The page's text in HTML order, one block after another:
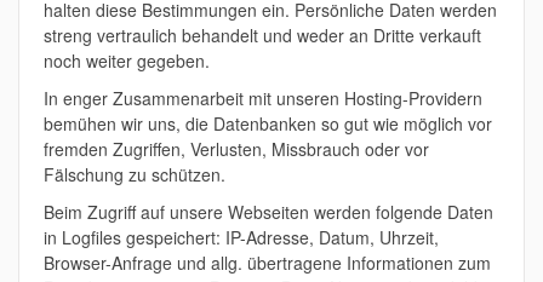
halten diese Bestimmungen ein. Persönliche Daten werden
streng vertraulich behandelt und weder an Dritte verkauft
noch weiter gegeben.
In enger Zusammenarbeit mit unseren Hosting-Providern
bemühen wir uns, die Datenbanken so gut wie möglich vor
fremden Zugriffen, Verlusten, Missbrauch oder vor
Fälschung zu schützen.
Beim Zugriff auf unsere Webseiten werden folgende Daten
in Logfiles gespeichert: IP-Adresse, Datum, Uhrzeit,
Browser-Anfrage und allg. übertragene Informationen zum